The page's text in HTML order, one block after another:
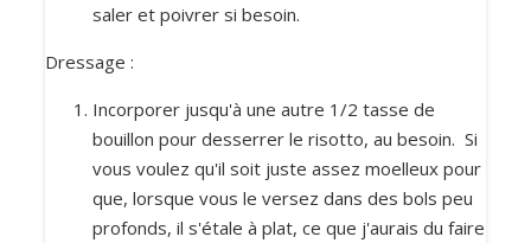
saler et poivrer si besoin.
Dressage :
Incorporer jusqu'à une autre 1/2 tasse de
bouillon pour desserrer le risotto, au besoin. Si
vous voulez qu'il soit juste assez moelleux pour
que, lorsque vous le versez dans des bols peu
profonds, il s'étale à plat, ce que j'aurais du faire